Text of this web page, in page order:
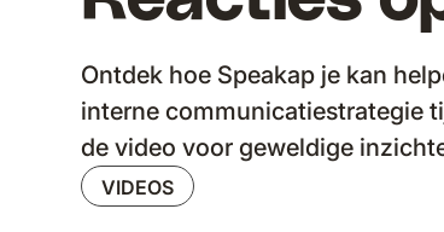
Ontdek hoe Speakap je kan
interne communicatiestrategie
de video voor geweldige
VIDEOS